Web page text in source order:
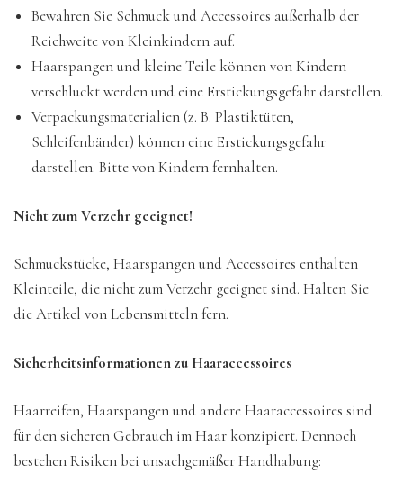
Bewahren Sie Schmuck und Accessoires außerhalb der
Reichweite von Kleinkindern auf.
Haarspangen und kleine Teile können von Kindern
verschluckt werden und eine Erstickungsgefahr darstellen.
Verpackungsmaterialien (z. B. Plastiktüten,
Schleifenbänder) können eine Erstickungsgefahr
darstellen. Bitte von Kindern fernhalten.
Nicht zum Verzehr geeignet!
Schmuckstücke, Haarspangen und Accessoires enthalten
Kleinteile, die nicht zum Verzehr geeignet sind. Halten Sie
die Artikel von Lebensmitteln fern.
Sicherheitsinformationen zu Haaraccessoires
Haarreifen, Haarspangen und andere Haaraccessoires sind
für den sicheren Gebrauch im Haar konzipiert. Dennoch
bestehen Risiken bei unsachgemäßer Handhabung: